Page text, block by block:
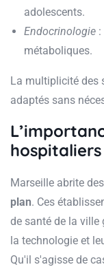
adolescents.
Endocrinologie
métaboliques.
La multiplicité des
adaptés sans
Marseille abrite des
plan. Ces
de santé de la ville
la technologie et
Qu'il s'agisse de